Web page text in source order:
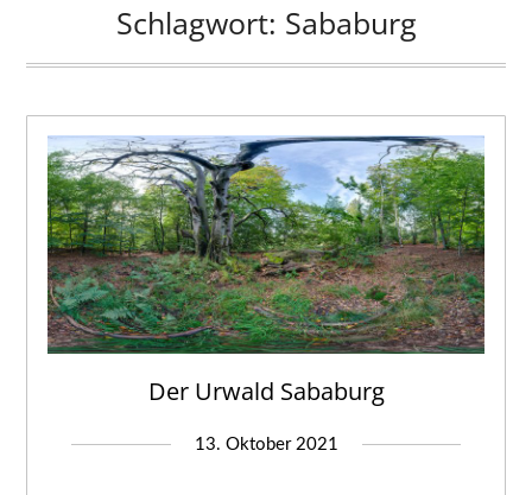
Schlagwort: Sababurg
Der Urwald Sababurg
13. Oktober 2021